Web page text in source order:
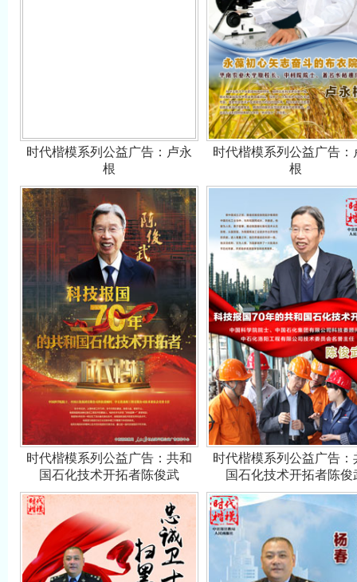
时代楷模系列公益广告：卢永
根
时代楷模系列公益广告：
根
时代楷模系列公益广告：共和
国石化技术开拓者陈俊武
时代楷模系列公益广告：
国石化技术开拓者陈俊